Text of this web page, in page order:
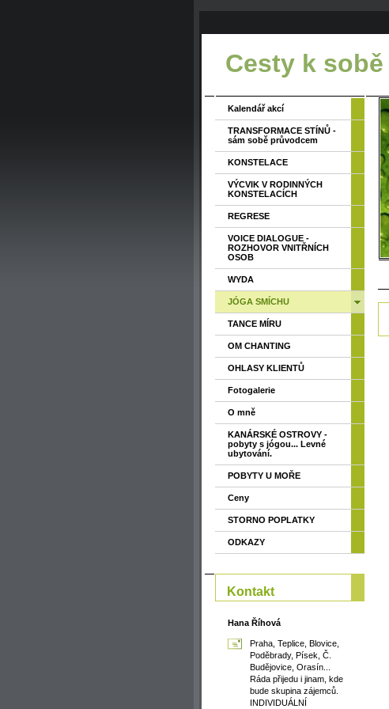
Cesty k sobě
Kalendář akcí
TRANSFORMACE STÍNŮ -
sám sobě průvodcem
KONSTELACE
VÝCVIK V RODINNÝCH
KONSTELACÍCH
REGRESE
VOICE DIALOGUE -
ROZHOVOR VNITŘNÍCH
OSOB
WYDA
JÓGA SMÍCHU
TANCE MÍRU
OM CHANTING
OHLASY KLIENTŮ
Fotogalerie
O mně
KANÁRSKÉ OSTROVY -
pobyty s jógou... Levné
ubytování.
POBYTY U MOŘE
Ceny
STORNO POPLATKY
ODKAZY
Kontakt
Hana Říhová
Praha, Teplice, Blovice,
Poděbrady, Písek, Č.
Budějovice, Orasín...
Ráda přijedu i jinam, kde
bude skupina zájemců.
INDIVIDUÁLNÍ